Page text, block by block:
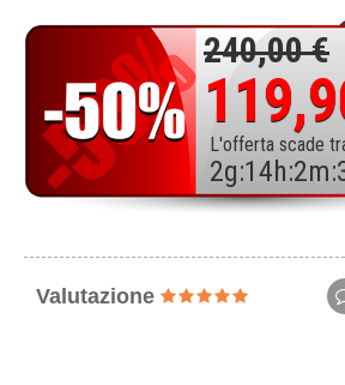
240,00 €
L'offerta scade
2g:14h:2m:
Valutazione